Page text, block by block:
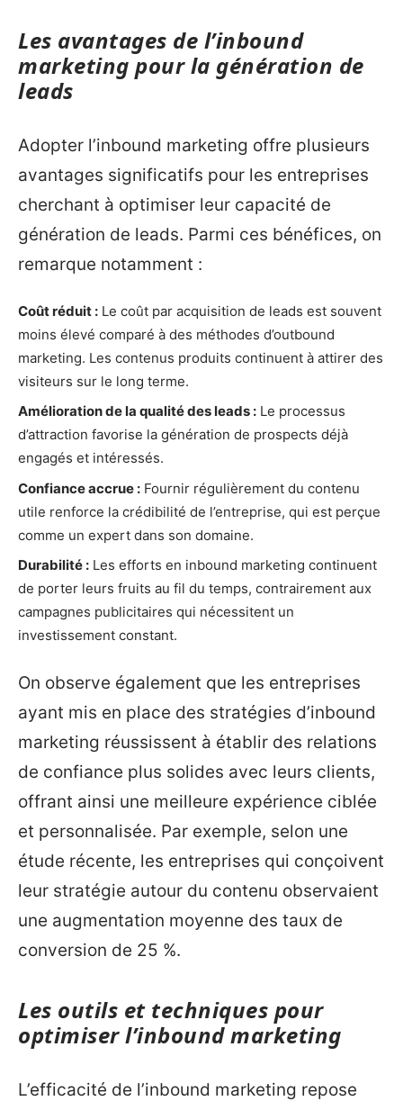
Les avantages de l’inbound
marketing pour la génération de
leads
Adopter l’inbound marketing offre plusieurs
avantages significatifs pour les entreprises
cherchant à optimiser leur capacité de
génération de leads. Parmi ces bénéfices, on
remarque notamment :
Coût réduit : Le coût par acquisition de leads est souvent
moins élevé comparé à des méthodes d’outbound
marketing. Les contenus produits continuent à attirer des
visiteurs sur le long terme.
Amélioration de la qualité des leads : Le processus
d’attraction favorise la génération de prospects déjà
engagés et intéressés.
Confiance accrue : Fournir régulièrement du contenu
utile renforce la crédibilité de l’entreprise, qui est perçue
comme un expert dans son domaine.
Durabilité : Les efforts en inbound marketing continuent
de porter leurs fruits au fil du temps, contrairement aux
campagnes publicitaires qui nécessitent un
investissement constant.
On observe également que les entreprises
ayant mis en place des stratégies d’inbound
marketing réussissent à établir des relations
de confiance plus solides avec leurs clients,
offrant ainsi une meilleure expérience ciblée
et personnalisée. Par exemple, selon une
étude récente, les entreprises qui conçoivent
leur stratégie autour du contenu observaient
une augmentation moyenne des taux de
conversion de 25 %.
Les outils et techniques pour
optimiser l’inbound marketing
L’efficacité de l’inbound marketing repose